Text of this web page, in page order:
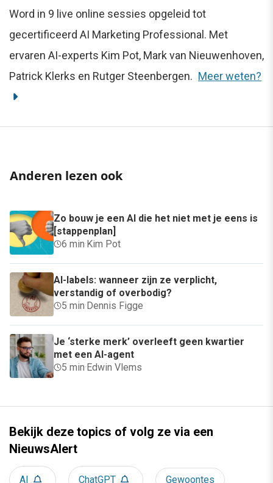
Word in 9 live online sessies opgeleid tot
gecertificeerd AI Marketing Professional. Met
ervaren AI-experts Kim Pot, Mark van Nieuwenhoven,
Patrick Klerks en Rutger Steenbergen. Meer weten?
Anderen lezen ook
Zo bouw je een AI die het niet met je eens is
[stappenplan]
6 min·Kim Pot
AI-labels: wanneer zijn ze verplicht,
verstandig of overbodig?
5 min·Dennis Figge
Je ‘sterke merk’ overleeft geen kwartier
met een AI-agent
5 min·Edwin Vlems
Bekijk deze topics of volg ze via een
NieuwsAlert
AI ChatGPT Gewoontes